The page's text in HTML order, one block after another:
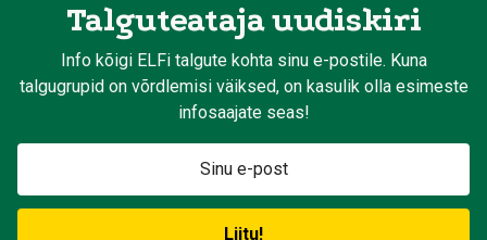
Talguteataja uudiskiri
Info kõigi ELFi talgute kohta sinu e-postile. Kuna
talgugrupid on võrdlemisi väiksed, on kasulik olla esimeste
infosaajate seas!